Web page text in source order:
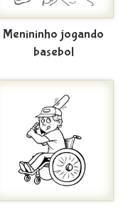
Menininho jogando
basebol